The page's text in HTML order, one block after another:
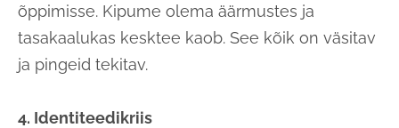
õppimisse. Kipume olema äärmustes ja
tasakaalukas kesktee kaob. See kõik on väsitav
ja pingeid tekitav.
4. Identiteedikriis